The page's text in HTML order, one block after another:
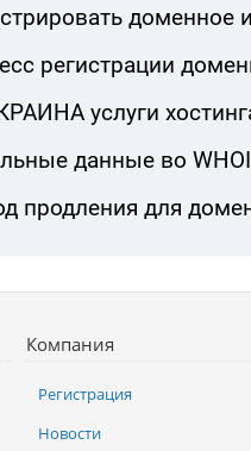
доменное
регистрации
услуги
данные во
продления для
Компания
Регистрация
Новости